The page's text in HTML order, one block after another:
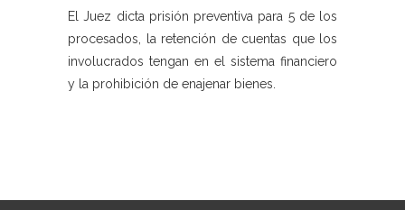
El Juez dicta prisión preventiva para 5 de los
procesados, la retención de cuentas que los
involucrados tengan en el sistema financiero
y la prohibición de enajenar bienes.